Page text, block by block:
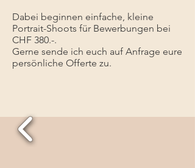
Dabei beginnen einfache, kleine
Portrait-Shoots für Bewerbungen bei
CHF 380.-.
Gerne sende ich euch auf Anfrage eure
persönliche Offerte zu.